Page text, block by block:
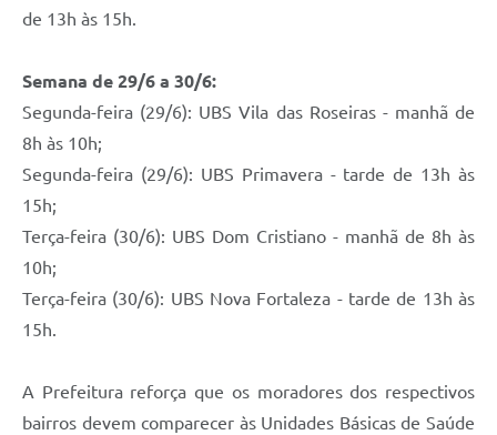
de 13h às 15h.
Semana de 29/6 a 30/6:
Segunda-feira (29/6): UBS Vila das Roseiras - manhã de
8h às 10h;
Segunda-feira (29/6): UBS Primavera - tarde de 13h às
15h;
Terça-feira (30/6): UBS Dom Cristiano - manhã de 8h às
10h;
Terça-feira (30/6): UBS Nova Fortaleza - tarde de 13h às
15h.
A Prefeitura reforça que os moradores dos respectivos
bairros devem comparecer às Unidades Básicas de Saúde